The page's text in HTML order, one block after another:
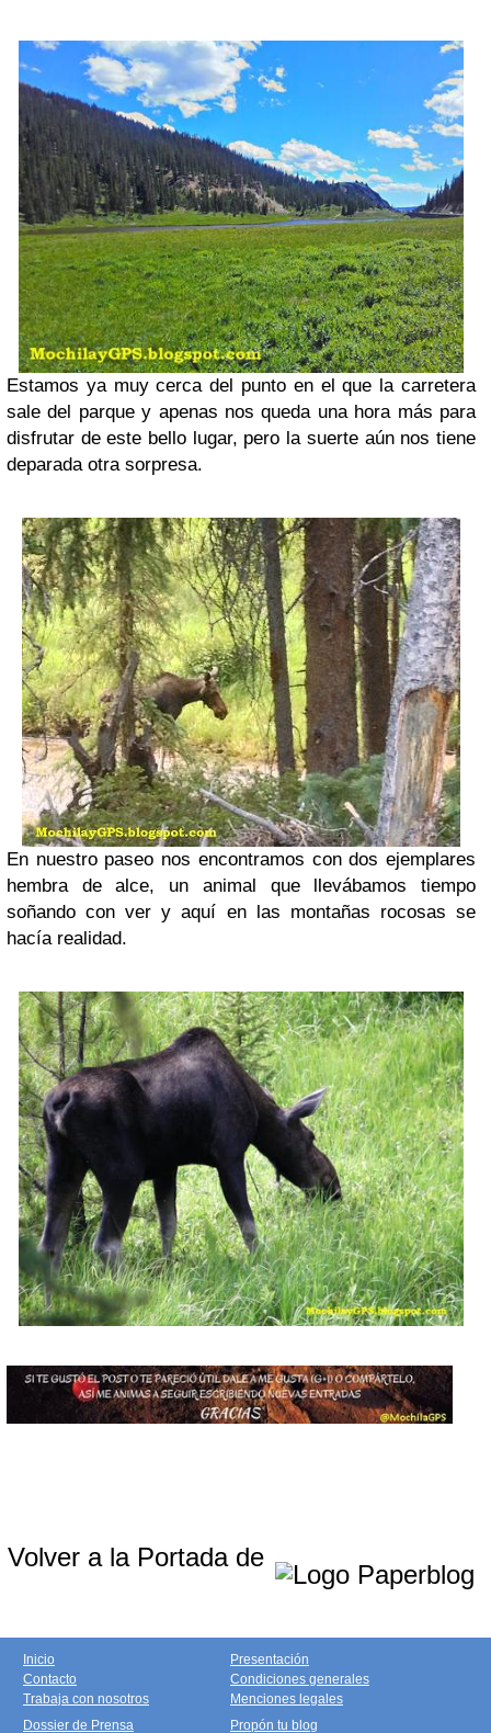
Estamos ya muy cerca del punto en el que la carretera
sale del parque y apenas nos queda una hora más para
disfrutar de este bello lugar, pero la suerte aún nos tiene
deparada otra sorpresa.
En nuestro paseo nos encontramos con dos ejemplares
hembra de alce, un animal que llevábamos tiempo
soñando con ver y aquí en las montañas rocosas se
hacía realidad.
Volver a la Portada de
Inicio
Contacto
Trabaja con nosotros
Presentación
Condiciones generales
Menciones legales
Dossier de Prensa
Propón tu blog